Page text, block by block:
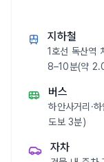
지하철
1호선 독산역
8–10분(약
버스
하안사거리·
도보 3분)
자차